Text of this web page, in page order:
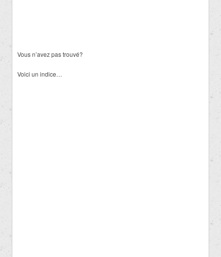
Vous n’avez pas trouvé?
Voici un indice…